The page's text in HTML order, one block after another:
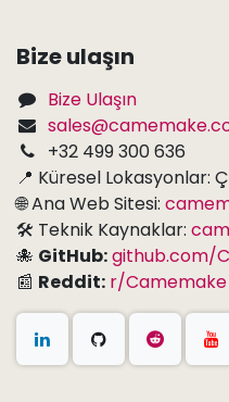
Bize ulaşın
Bize Ulaşın
+32 499 300 636
📍 Küresel Lokasyonlar:
🌐 Ana Web Sitesi:
🛠 Teknik Kaynaklar:
🐙 GitHub:github.com/
📰 Reddit: r/Camemake